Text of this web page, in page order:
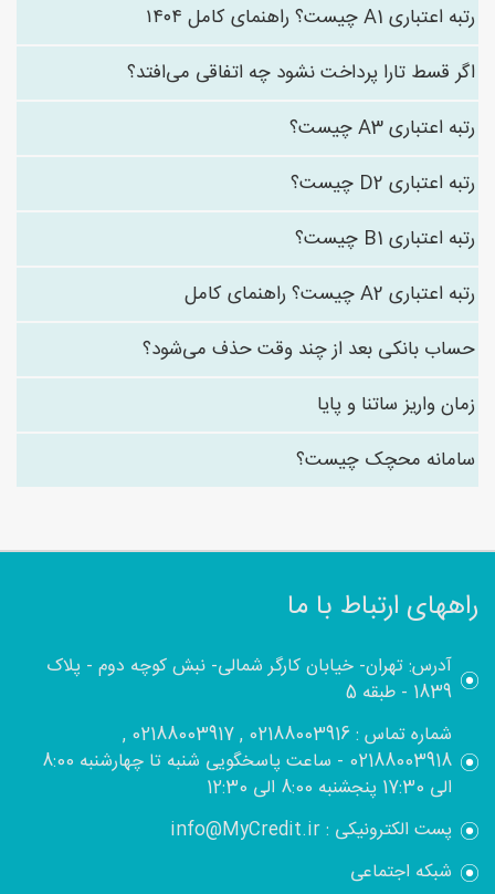
رتبه اعتباری A1 چیست؟ راهنمای کامل ۱۴۰۴
اگر قسط تارا پرداخت نشود چه اتفاقی می‌افتد؟
رتبه اعتباری A3 چیست؟
رتبه اعتباری D2 چیست؟
رتبه اعتباری B1 چیست؟
رتبه اعتباری A2 چیست؟ راهنمای کامل
حساب بانکی بعد از چند وقت حذف می‌شود؟
زمان واریز ساتنا و پایا
سامانه محچک چیست؟
راههای ارتباط با ما
آدرس: تهران- خیابان کارگر شمالی- نبش کوچه دوم - پلاک
1839 - طبقه 5
شماره تماس : 02188003916 , 02188003917 ,
02188003918 - ساعت پاسخگویی شنبه تا چهارشنبه 8:00
الی 17:30 پنجشنبه 8:00 الی 12:30
پست الکترونیکی : info@MyCredit.ir
شبکه اجتماعی